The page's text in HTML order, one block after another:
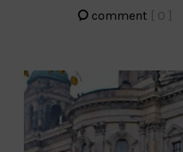
comment [ 0 ]